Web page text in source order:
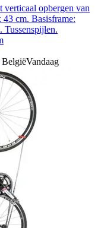
verticaal opbergen van
43 cm. Basisframe:
Tussenspijlen.
Vandaag